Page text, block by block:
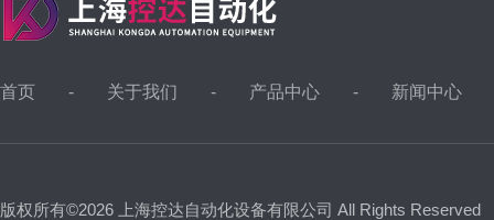
首页 关于我们 产品中心 新闻中心
版权所有©2026 上海控达自动化设备有限公司 All Rights Reserved